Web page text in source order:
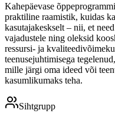
Kahepäevase
praktiline raamistik, kuidas
kasutajakeskselt – nii, et
vajadustele ning oleksid
ressursi- ja
teenusejuhtimisega
mille järgi oma ideed või
kasumlikumaks teha.
Sihtgrupp